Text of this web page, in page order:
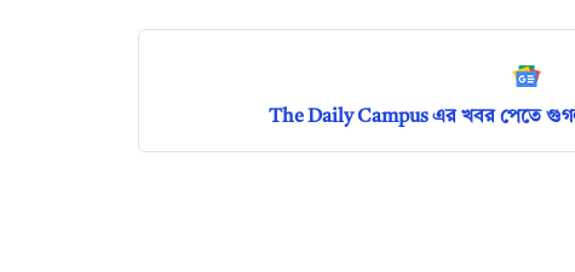
The Daily Campus এর খবর পেতে